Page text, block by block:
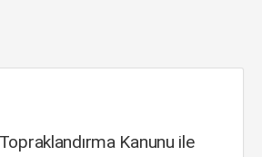
Kanunu ile